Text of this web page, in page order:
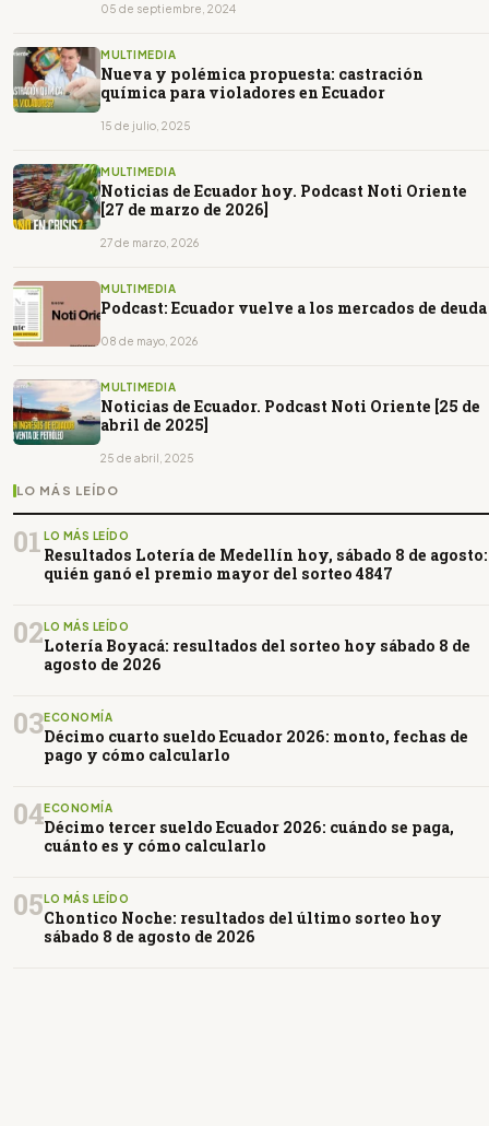
05 de septiembre, 2024
MULTIMEDIA
Nueva y polémica propuesta: castración
química para violadores en Ecuador
15 de julio, 2025
MULTIMEDIA
Noticias de Ecuador hoy. Podcast Noti Oriente
[27 de marzo de 2026]
27 de marzo, 2026
MULTIMEDIA
Podcast: Ecuador vuelve a los mercados de deuda
08 de mayo, 2026
MULTIMEDIA
Noticias de Ecuador. Podcast Noti Oriente [25 de
abril de 2025]
25 de abril, 2025
LO MÁS LEÍDO
01 LO MÁS LEÍDO
Resultados Lotería de Medellín hoy, sábado 8 de agosto:
quién ganó el premio mayor del sorteo 4847
02LO MÁS LEÍDO
Lotería Boyacá: resultados del sorteo hoy sábado 8 de
agosto de 2026
03ECONOMÍA
Décimo cuarto sueldo Ecuador 2026: monto, fechas de
pago y cómo calcularlo
04ECONOMÍA
Décimo tercer sueldo Ecuador 2026: cuándo se paga,
cuánto es y cómo calcularlo
05LO MÁS LEÍDO
Chontico Noche: resultados del último sorteo hoy
sábado 8 de agosto de 2026